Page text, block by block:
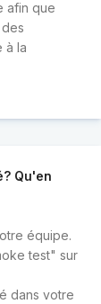
afin que
à la
Qu'en
équipe.
test" sur
dans votre